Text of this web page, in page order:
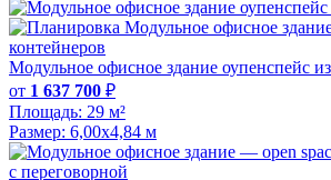
Модульное офисное здание оупенспейс
от 1 637 700 ₽
Площадь: 29 м²
Размер: 6,00х4,84 м